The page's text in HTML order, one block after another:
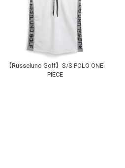
2
NAVY
1
【Russeluno Golf】S/S POLO ONE-
PIECE